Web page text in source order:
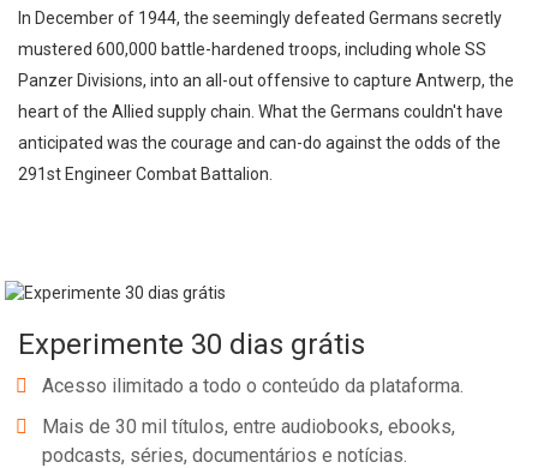
In December of 1944, the seemingly defeated Germans secretly
mustered 600,000 battle-hardened troops, including whole SS
Panzer Divisions, into an all-out offensive to capture Antwerp, the
heart of the Allied supply chain. What the Germans couldn't have
anticipated was the courage and can-do against the odds of the
291st Engineer Combat Battalion.
Experimente 30 dias grátis
Acesso ilimitado a todo o conteúdo da plataforma.
Mais de 30 mil títulos, entre audiobooks, ebooks,
podcasts, séries, documentários e notícias.